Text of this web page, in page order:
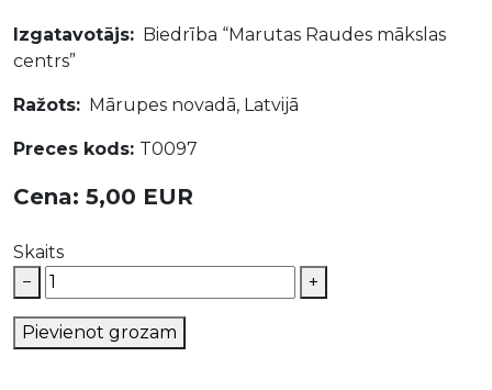
Izgatavotājs: Biedrība “Marutas Raudes mākslas
centrs”
Ražots: Mārupes novadā, Latvijā
Preces kods: T0097
Cena: 5,00 EUR
Skaits
−
+
Pievienot grozam